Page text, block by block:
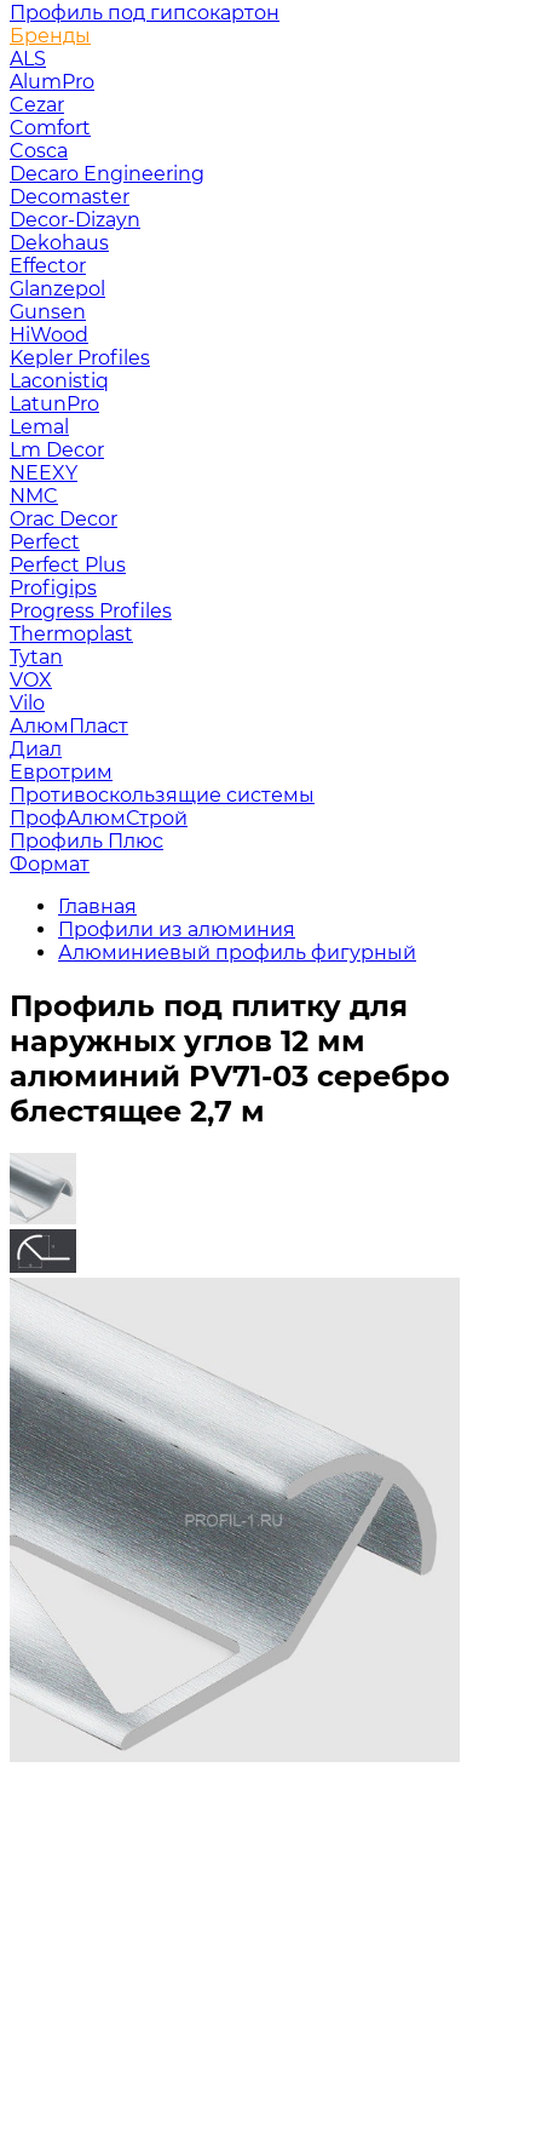
Профиль под гипсокартон
Бренды
ALS
AlumPro
Cezar
Comfort
Cosca
Decaro Engineering
Decomaster
Decor-Dizayn
Dekohaus
Effector
Glanzepol
Gunsen
HiWood
Kepler Profiles
Laconistiq
LatunPro
Lemal
Lm Decor
NEEXY
NMC
Orac Decor
Perfect
Perfect Plus
Profigips
Progress Profiles
Thermoplast
Tytan
VOX
Vilo
АлюмПласт
Диал
Евротрим
Противоскользящие системы
ПрофАлюмСтрой
Профиль Плюс
Формат
Главная
Профили из алюминия
Алюминиевый профиль фигурный
Профиль под плитку для
наружных углов 12 мм
алюминий PV71-03 серебро
блестящее 2,7 м